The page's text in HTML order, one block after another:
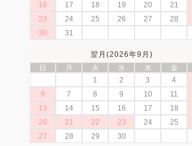
16
17 18 19 20 21
23
24 25 26 27 28
30
31
翌月(2026年9月)
日
月 火 水 木 金
1
2 3 4
6
7 8 9 10 11
13
14 15 16 17 18
20
21 22 23 24 25
27
28 29 30